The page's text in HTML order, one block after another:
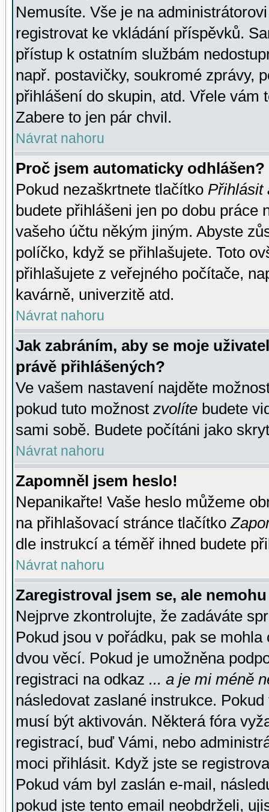
Nemusíte. Vše je na
registrovat ke vkládání příspěvků.
přístup k ostatním službám
např. postavičky, soukromé zprávy,
přihlášení do skupin, atd. Vřele vám
Zabere to jen pár chvil.
Návrat nahoru
Proč jsem automaticky odhlášen?
Pokud nezaškrtnete tlačítko Přihlásit
budete přihlášeni jen po dobu práce
vašeho účtu někým jiným. Abyste
políčko, když se přihlašujete. Toto
přihlašujete z veřejného počítače,
kavárně, univerzitě atd.
Návrat nahoru
Jak zabráním, aby se moje
právě přihlášených?
Ve vašem nastavení najděte
pokud tuto možnost zvolíte budete
sami sobě. Budete počítáni jako
Návrat nahoru
Zapomněl jsem heslo!
Nepanikařte! Vaše heslo můžeme
na přihlašovací stránce tlačítko
dle instrukcí a téměř ihned budete
Návrat nahoru
Zaregistroval jsem se, ale
Nejprve zkontrolujte, že zadáváte
Pokud jsou v pořádku, pak se
dvou věcí. Pokud je umožněna
registraci na odkaz ... a je mi méně
následovat zaslané instrukce.
musí být aktivován. Některá fóra
registrací, buď Vámi, nebo
moci přihlásit. Když jste se
Pokud vám byl zaslán e-mail,
pokud jste tento email neobdrželi,